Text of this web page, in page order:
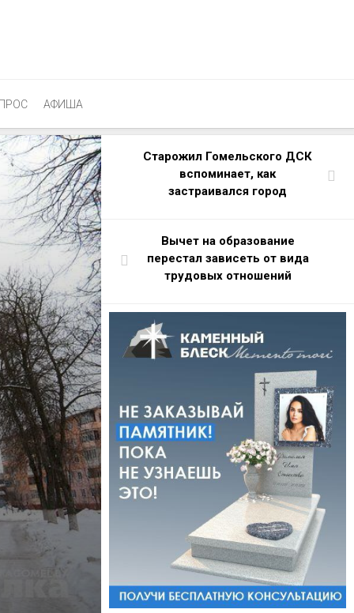
АФИША
Старожил Гомельского ДСК
вспоминает, как
застраивался город
Вычет на образование
перестал зависеть от вида
трудовых отношений